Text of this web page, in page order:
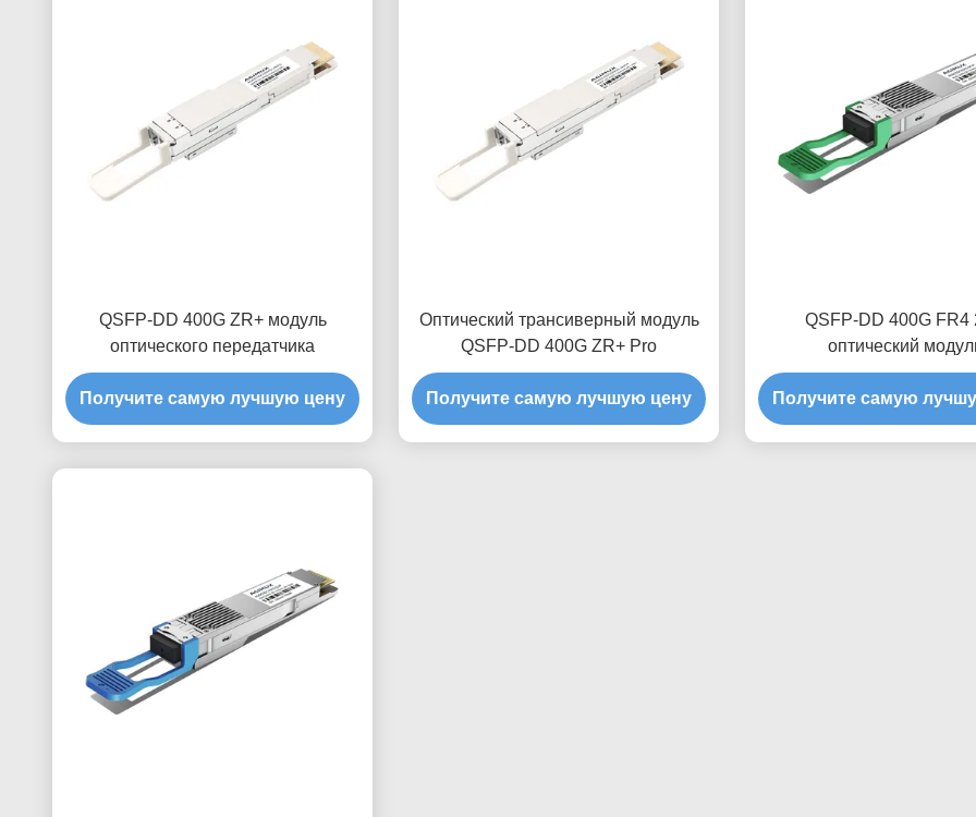
QSFP-DD 400G ZR+ модуль
оптического передатчика
Получите самую лучшую цену
Оптический трансиверный модуль
QSFP-DD 400G ZR+ Pro
Получите самую лучшую цену
QSFP-DD 400G FR4
оптический
Получите самую